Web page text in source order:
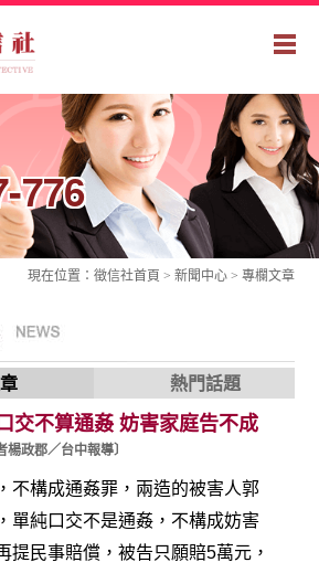
776
現在位置： 徵信社首頁 > 新聞中心 > 專欄文章
熱門話題
交不算通姦 妨害家庭告不成
楊政郡／台中報導〕
不構成通姦罪，兩造的被害人郭
單純口交不是通姦，不構成妨害
提民事賠償，被告只願賠5萬元，